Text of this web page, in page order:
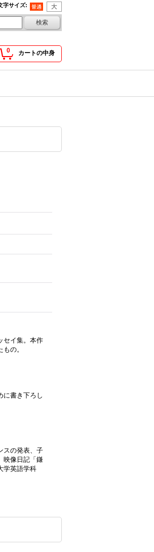
字サイズ:
0 カートの中身
セイ集。本作
の。
に書き下ろし
スの発表、子
映像日記「鎌
学英語学科